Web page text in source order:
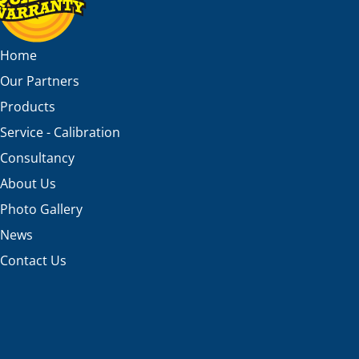
Home
Our Partners
Products
Service - Calibration
Consultancy
About Us
Photo Gallery
News
Contact Us